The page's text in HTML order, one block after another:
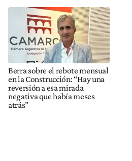
Berra sobre el rebote mensual
en la Construcción: “Hay una
reversión a esa mirada
negativa que había meses
atrás”